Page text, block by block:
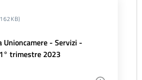
Unioncamere - Servizi -
trimestre 2023